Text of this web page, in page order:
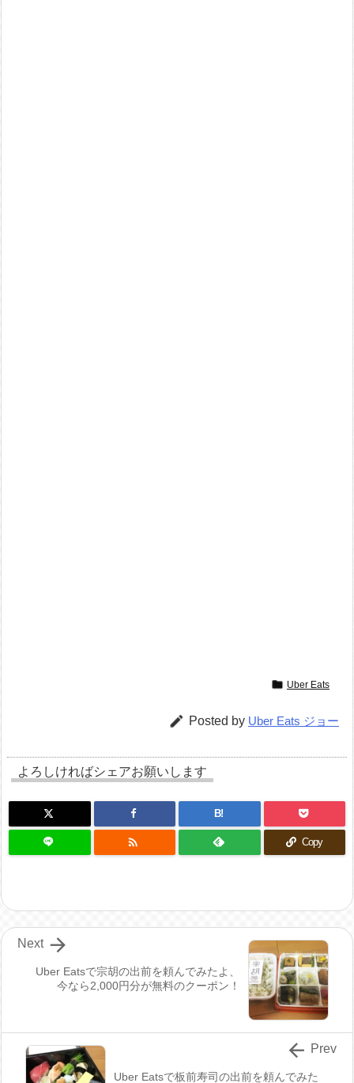
 Uber Eats
 Posted by Uber Eats ジョー
よろしければシェアお願いします
B!
 Copy
Uber Eatsで宗胡の出前を頼んでみたよ、
今なら2,000円分が無料のクーポン！

Next
Uber Eatsで板前寿司の出前を頼んでみた
 Prev